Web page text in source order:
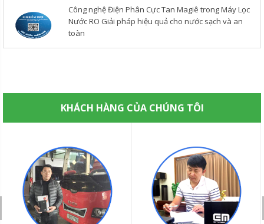
Công nghệ Điện Phân Cực Tan Magiê trong Máy Lọc
Nước RO Giải pháp hiệu quả cho nước sạch và an
toàn
KHÁCH HÀNG CỦA CHÚNG TÔI